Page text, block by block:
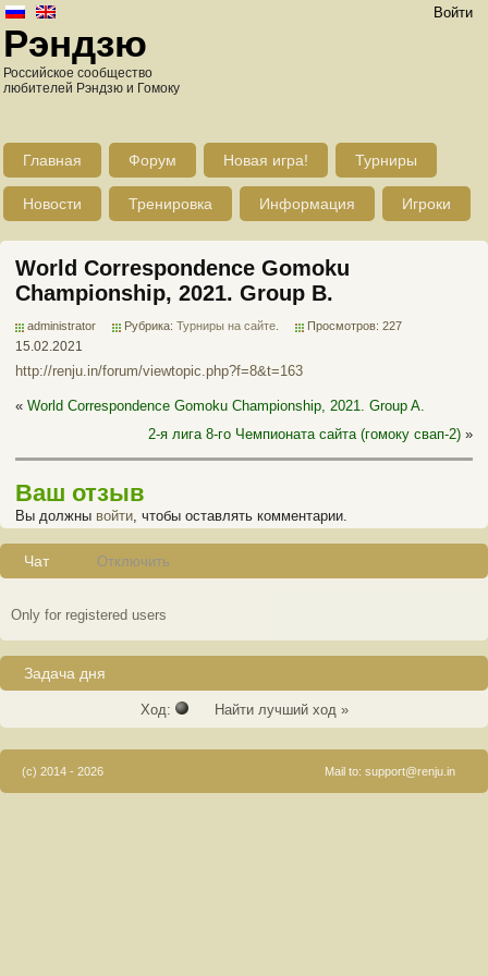
Войти
Рэндзю
Российское сообщество
любителей Рэндзю и Гомоку
Главная Форум Новая игра! Турниры
Новости Тренировка Информация Игроки
World Correspondence Gomoku
Championship, 2021. Group B.
administrator Рубрика: Турниры на сайте Просмотров: 227
15.02.2021
http://renju.in/forum/viewtopic.php?f=8&t=163
« World Correspondence Gomoku Championship, 2021. Group A.
2-я лига 8-го Чемпионата сайта (гомоку свап-2) »
Ваш отзыв
Вы должны войти, чтобы оставлять комментарии.
Чат Отключить
Only for registered users
Задача дня
Ход: Найти лучший ход »
(c) 2014 - 2026 Mail to: support@renju.in